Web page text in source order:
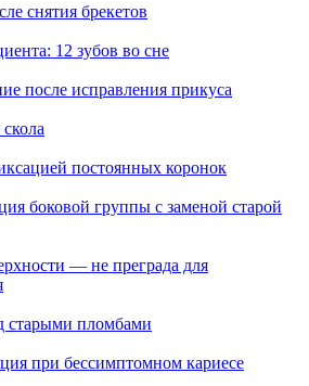
снятия брекетов
12 зубов во сне
после исправления прикуса
постоянных коронок
боковой группы с заменой старой
— не преграда для
старыми пломбами
при бессимптомном кариесе